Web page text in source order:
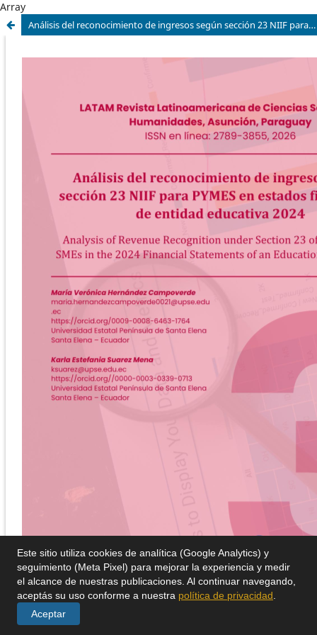
Array
Análisis del reconocimiento de ingresos según sección 23 NIIF para PYMES en estados financieros de entidad educativa 2024
Este sitio utiliza cookies de analítica (Google Analytics) y
seguimiento (Meta Pixel) para mejorar la experiencia y medir
el alcance de nuestras publicaciones. Al continuar navegando,
aceptás su uso conforme a nuestra política de privacidad
Aceptar